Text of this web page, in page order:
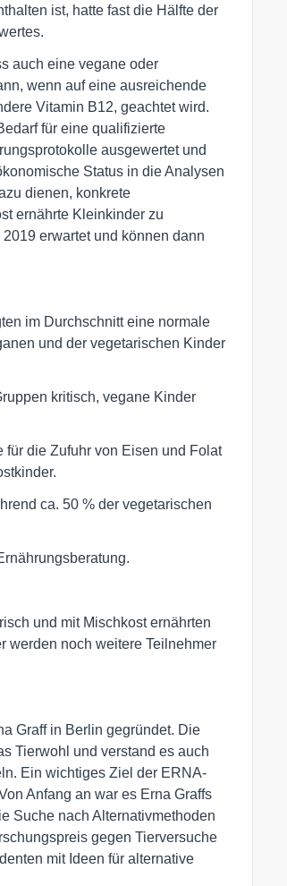
ist, hatte fast die Hälfte der
auch eine vegane oder
wenn auf eine ausreichende
Vitamin B12, geachtet wird.
für eine qualifizierte
ausgewertet und
Status in die Analysen
dienen, konkrete
ernährte Kleinkinder zu
erwartet und können dann
im Durchschnitt eine normale
und der vegetarischen Kinder
kritisch, vegane Kinder
die Zufuhr von Eisen und Folat
ca. 50 % der vegetarischen
und mit Mischkost ernährten
werden noch weitere Teilnehmer
Graff in Berlin gegründet. Die
Tierwohl und verstand es auch
Ein wichtiges Ziel der ERNA-
Anfang an war es Erna Graffs
Suche nach Alternativmethoden
gegen Tierversuche
mit Ideen für alternative